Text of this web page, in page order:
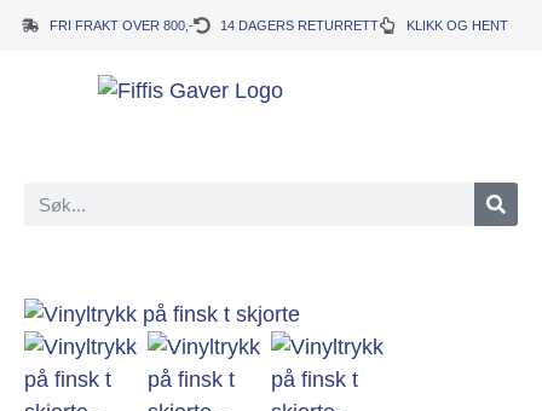
FRI FRAKT OVER 800,- 14 DAGERS RETURRETT KLIKK OG HENT